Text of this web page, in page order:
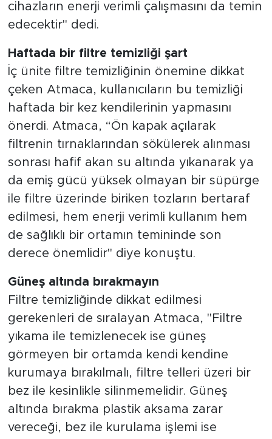
cihazların enerji verimli çalışmasını da temin
edecektir" dedi.
Haftada bir filtre temizliği şart
İç ünite filtre temizliğinin önemine dikkat
çeken Atmaca, kullanıcıların bu temizliği
haftada bir kez kendilerinin yapmasını
önerdi. Atmaca, “Ön kapak açılarak
filtrenin tırnaklarından sökülerek alınması
sonrası hafif akan su altında yıkanarak ya
da emiş gücü yüksek olmayan bir süpürge
ile filtre üzerinde biriken tozların bertaraf
edilmesi, hem enerji verimli kullanım hem
de sağlıklı bir ortamın temininde son
derece önemlidir" diye konuştu.
Güneş altında bırakmayın
Filtre temizliğinde dikkat edilmesi
gerekenleri de sıralayan Atmaca, "Filtre
yıkama ile temizlenecek ise güneş
görmeyen bir ortamda kendi kendine
kurumaya bırakılmalı, filtre telleri üzeri bir
bez ile kesinlikle silinmemelidir. Güneş
altında bırakma plastik aksama zarar
vereceği, bez ile kurulama işlemi ise